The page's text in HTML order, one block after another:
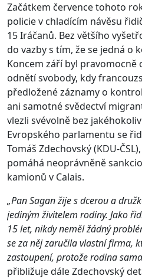
Začátkem července tohoto
policie v chladícím návěsu
15 Iráčanů. Bez většího
do vazby s tím, že se jedná o
Koncem září byl pravomocně
odnětí svobody, kdy
předložené záznamy o
ani samotné svědectví
vlezli svévolně bez
Evropského parlamentu se
Tomáš Zdechovský (KDU-
pomáhá neoprávněně
kamionů v Calais.
„Pan Sagan žije s dcerou a
jediným živitelem rodiny. Jako
15 let, nikdy neměl žádný
se za něj zaručila vlastní firma,
zastoupení, protože rodina
přibližuje dále Zdechovský